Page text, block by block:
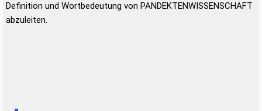
Definition und Wortbedeutung von PANDEKTENWISSENSCHAFT
abzuleiten.